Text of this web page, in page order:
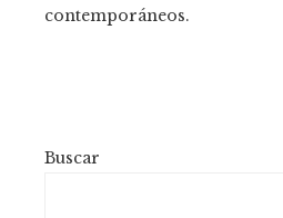
contemporáneos.
Buscar